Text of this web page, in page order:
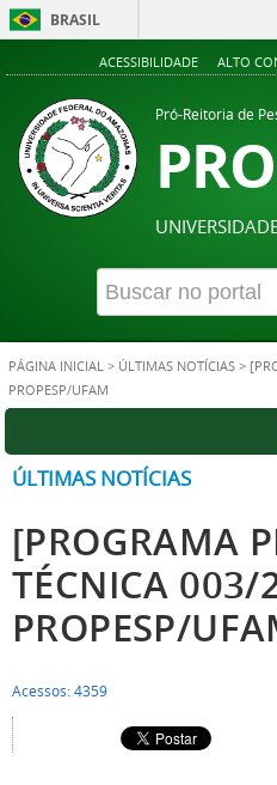
BRASIL
ACESSIBILIDADE ALTO
Pró-Reitoria de
PÁGINA INICIAL > ÚLTIMAS NOTÍCIAS >
PROPESP/UFAM
ÚLTIMAS NOTÍCIAS
[PROGRAMA
TÉCNICA 003/
PROPESP/
Acessos: 4359